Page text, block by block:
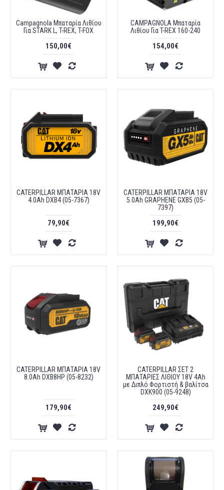
Campagnola Μπαταρία Λιθίου
Για STARK L, T-REX, T-FOX
150,00€
CAMPAGNOLA Μπαταρία
Λιθίου Για T-REX 160-240
154,00€
CATERPILLAR ΜΠΑΤΑΡΙΑ 18V
4.0Ah DXB4 (05-7367)
79,90€
CATERPILLAR ΜΠΑΤΑΡΙΑ 18V
5.0Ah GRAPHENE GXB5 (05-
7397)
199,90€
CATERPILLAR ΜΠΑΤΑΡΙΑ 18V
8.0Ah DXB8HP (05-8232)
179,90€
CATERPILLAR ΣΕΤ 2
ΜΠΑΤΑΡΙΕΣ ΛΙΘΙΟΥ 18V 4Ah
με Διπλό Φορτιστή & βαλίτσα
DXK900 (05-9248)
249,90€